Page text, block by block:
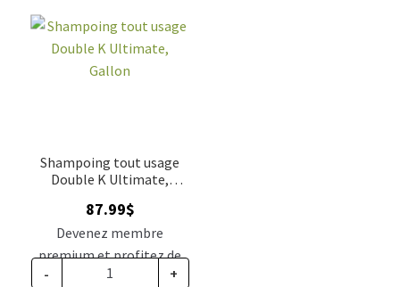
Shampoing tout usage
Double K Ultimate,
87.99$
Devenez membre
premium et profitez de
ce prix rabais : 74.79$ CA
- +